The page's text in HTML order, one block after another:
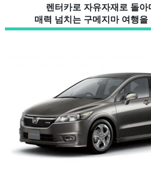
렌터카로 자유자재로 돌아
매력 넘치는 구메지마 여행